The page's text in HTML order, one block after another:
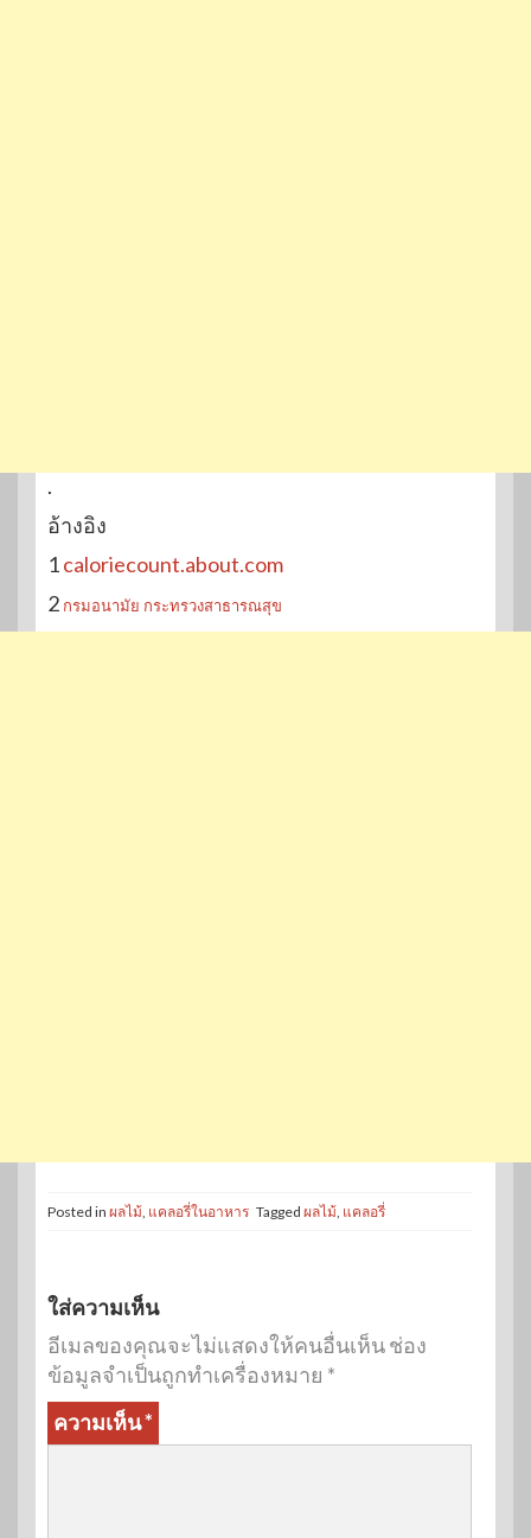
.
อ้างอิง
1caloriecount.about.com
2 กรมอนามัย กระทรวงสาธารณสุข
Posted in ผลไม้, แคลอรี่ในอาหาร Tagged ผลไม้, แคลอรี่
ใส่ความเห็น
อีเมลของคุณจะไม่แสดงให้คนอื่นเห็นช่อง
ข้อมูลจำเป็นถูกทำเครื่องหมาย *
ความเห็น*